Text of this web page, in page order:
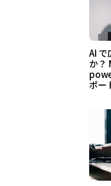
AI で
か？
ポー